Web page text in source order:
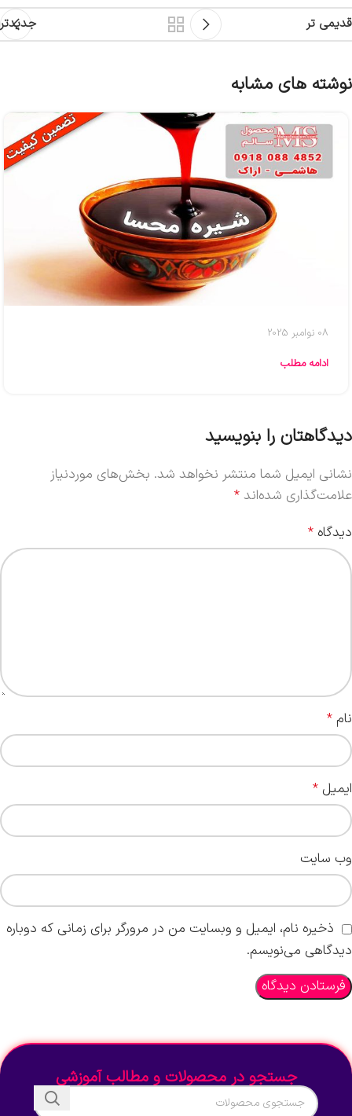
جدیدتر قدیمی تر
نوشته های مشابه
08 نوامبر 2025
ادامه مطلب
دیدگاهتان را بنویسید
نشانی ایمیل شما منتشر نخواهد شد. بخش‌های موردنیاز
علامت‌گذاری شده‌اند *
دیدگاه *
نام *
ایمیل *
وب‌ سایت
ذخیره نام، ایمیل و وبسایت من در مرورگر برای زمانی که دوباره
دیدگاهی می‌نویسم.
جستجو در محصولات و مطالب آموزشی